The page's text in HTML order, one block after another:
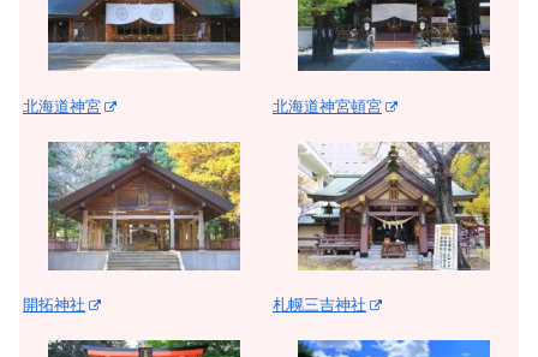
北海道神宮
開拓神社
北海道神宮頓宮
札幌三吉神社